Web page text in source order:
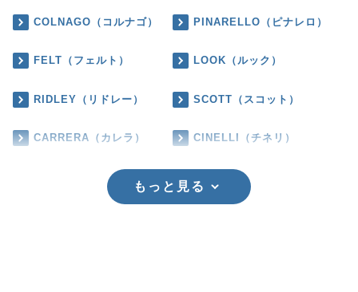
COLNAGO（コルナゴ） PINARELLO（ピナレロ）
FELT（フェルト） LOOK（ルック）
RIDLEY（リドレー） SCOTT（スコット）
CARRERA（カレラ） CINELLI（チネリ）
もっと見る